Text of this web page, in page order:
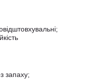
запаху;